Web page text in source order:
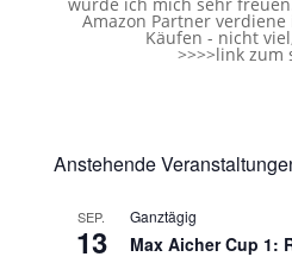
Amazon Partner
Käufen - nicht
>>>>link zum
Anstehende
SEP.
13
Ganztägig
Max Aicher Cup 1: